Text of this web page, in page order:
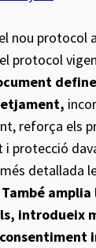
nou protocol
protocol
reforça els
protecció
detallada
També
introdueix